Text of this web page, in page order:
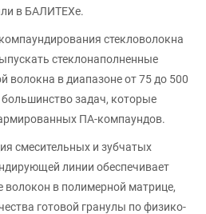
в БАЛИТЕХе.
стекловолокна
стеклонаполненные
волокна в диапазоне от 75 до 500
задач, которые
ПА-компаундов.
смесительных и зубчатых
линии обеспечивает
волокон в полимерной матрице,
готовой гранулы по физико-